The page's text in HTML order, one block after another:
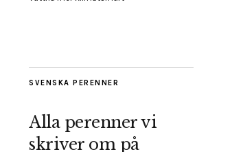
SVENSKA PERENNER
Alla perenner vi
skriver om på